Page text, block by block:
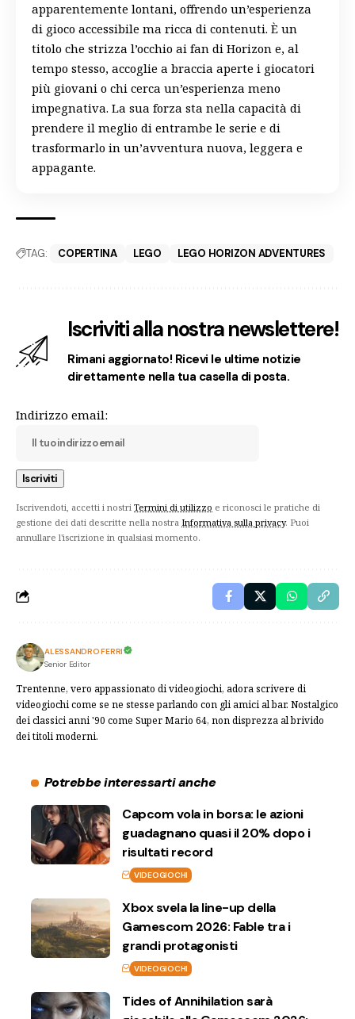
apparentemente lontani, offrendo un’esperienza
di gioco accessibile ma ricca di contenuti. È un
titolo che strizza l’occhio ai fan di Horizon e, al
tempo stesso, accoglie a braccia aperte i giocatori
più giovani o chi cerca un’esperienza meno
impegnativa. La sua forza sta nella capacità di
prendere il meglio di entrambe le serie e di
trasformarlo in un’avventura nuova, leggera e
appagante.
TAG: COPERTINA LEGO LEGO HORIZON ADVENTURES
Iscriviti alla nostra newslettere!
Rimani aggiornato! Ricevi le ultime notizie
direttamente nella tua casella di posta.
Indirizzo email:
Iscrivendoti, accetti i nostri Termini di utilizzo e riconosci le pratiche di
gestione dei dati descritte nella nostra Informativa sulla privacy. Puoi
annullare l'iscrizione in qualsiasi momento.
ALESSANDRO FERRI
Senior Editor
Trentenne, vero appassionato di videogiochi, adora scrivere di
videogiochi come se ne stesse parlando con gli amici al bar. Nostalgico
dei classici anni '90 come Super Mario 64, non disprezza al brivido
dei titoli moderni.
Potrebbe interessarti anche
Capcom vola in borsa: le azioni
guadagnano quasi il 20% dopo i
risultati record
VIDEOGIOCHI
Xbox svela la line-up della
Gamescom 2026: Fable tra i
grandi protagonisti
VIDEOGIOCHI
Tides of Annihilation sarà